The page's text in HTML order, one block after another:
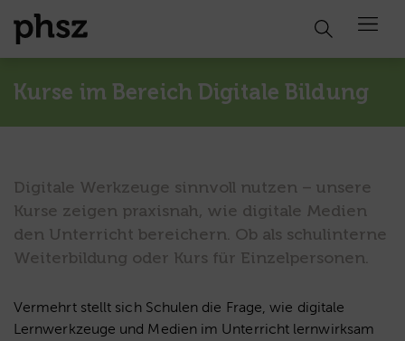
Kurse im Bereich Digitale Bildung
Digitale Werkzeuge sinnvoll nutzen – unsere
Kurse zeigen praxisnah, wie digitale Medien
den Unterricht bereichern. Ob als schulinterne
Weiterbildung oder Kurs für Einzelpersonen.
Vermehrt stellt sich Schulen die Frage, wie digitale
Lernwerkzeuge und Medien im Unterricht lernwirksam